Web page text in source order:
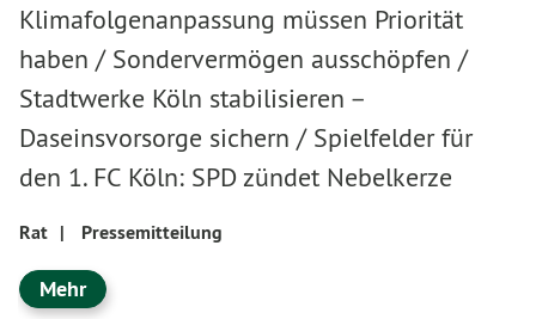
Klimafolgenanpassung müssen Priorität
haben / Sondervermögen ausschöpfen /
Stadtwerke Köln stabilisieren –
Daseinsvorsorge sichern / Spielfelder für
den 1. FC Köln: SPD zündet Nebelkerze
Rat | Pressemitteilung
Mehr